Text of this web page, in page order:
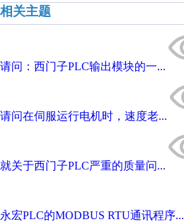
相关主题
请问：西门子PLC输出模块的一...
请问在伺服运行电机时，速度老...
就关于西门子PLC严重的质量问...
永宏PLC的MODBUS RTU通讯程序...